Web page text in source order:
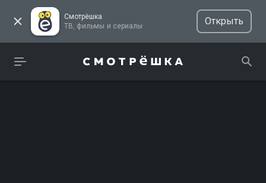
Смотрёшка
ТВ, фильмы и сериалы
Открыть